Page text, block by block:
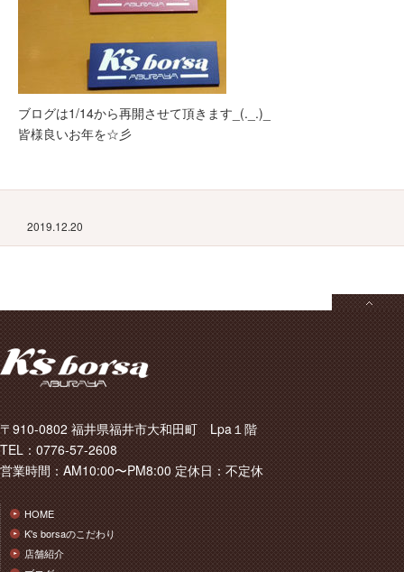
ブログは1/14から再開させて頂きます_(._.)_
皆様良いお年を☆彡
2019.12.20
〒910-0802 福井県福井市大和田町 Lpa１階
TEL：0776-57-2608
営業時間：AM10:00〜PM8:00 定休日：不定休
HOME
K's borsaのこだわり
店舗紹介